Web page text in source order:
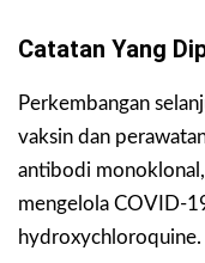
Catatan Yang
Perkembangan
vaksin dan
antibodi
mengelola COVID-
hydroxychloroquine.